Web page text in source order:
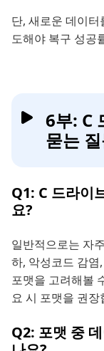
단, 새로운 데이
도해야 복구 성공
6부: C
묻는
Q1: C 드라이
요?
일반적으로는 자
하, 악성코드 감
포맷을 고려해볼
요 시 포맷을 권
Q2: 포맷 중